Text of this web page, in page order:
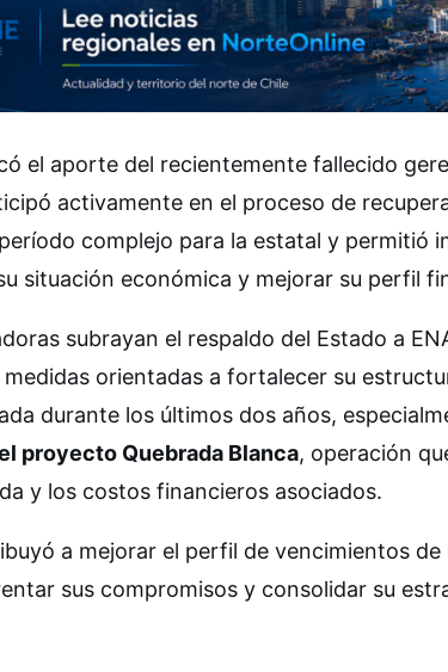
el aporte del recientemente fallecido
activamente en el proceso de
complejo para la estatal y permitió
situación económica y mejorar su perfil
subrayan el respaldo del Estado a
orientadas a fortalecer su
durante los últimos dos años,
proyecto Quebrada Blanca, operación
y los costos financieros asociados.
a mejorar el perfil de vencimientos
sus compromisos y consolidar su